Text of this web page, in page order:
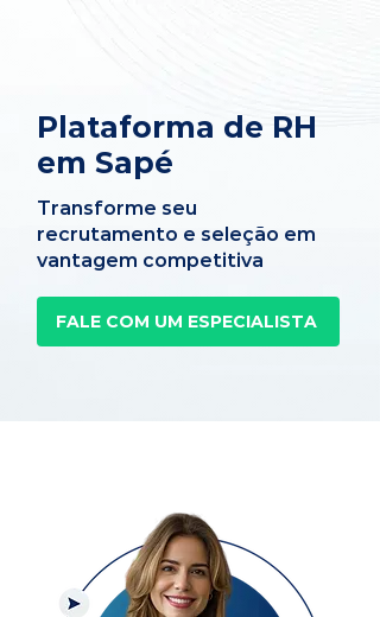
Plataforma de RH
em Sapé
Transforme seu
recrutamento e seleção em
vantagem competitiva
FALE COM UM ESPECIALISTA